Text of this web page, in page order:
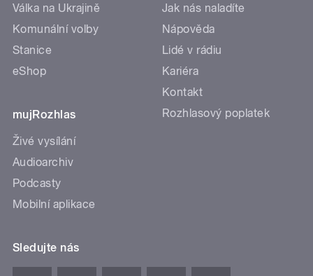
Válka na Ukrajině
Komunální volby
Stanice
eShop
mujRozhlas
Živé vysílání
Audioarchiv
Podcasty
Mobilní aplikace
Jak nás naladíte
Nápověda
Lidé v rádiu
Kariéra
Kontakt
Rozhlasový poplatek
Sledujte nás